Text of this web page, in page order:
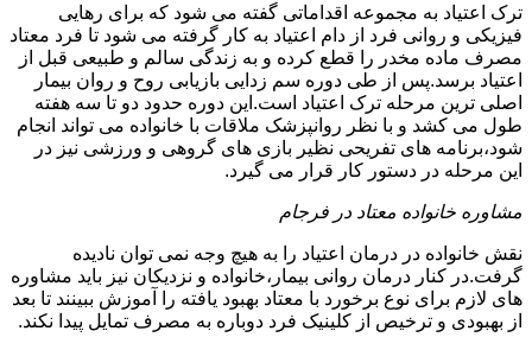
ترک اعتیاد به مجموعه اقداماتی گفته می شود که برای رهایی
فیزیکی و روانی فرد از دام اعتیاد به کار گرفته می شود تا فرد معتاد
مصرف ماده مخدر را قطع کرده و به زندگی سالم و طبیعی قبل از
اعتیاد برسد.پس از طی دوره سم زدایی بازیابی روح و روان بیمار
اصلی ترین مرحله ترک اعتیاد است.این دوره حدود دو تا سه هفته
طول می کشد و با نظر روانپزشک ملاقات با خانواده می تواند انجام
شود،برنامه های تفریحی نظیر بازی های گروهی و ورزشی نیز در
این مرحله در دستور کار قرار می گیرد.
مشاوره خانواده معتاد در فرجام
نقش خانواده در درمان اعتیاد را به هیچ وجه نمی توان نادیده
گرفت.در کنار درمان روانی بیمار،خانواده و نزدیکان نیز باید مشاوره
های لازم برای نوع برخورد با معتاد بهبود یافته را آموزش ببینند تا بعد
از بهبودی و ترخیص از کلینیک فرد دوباره به مصرف تمایل پیدا نکند.